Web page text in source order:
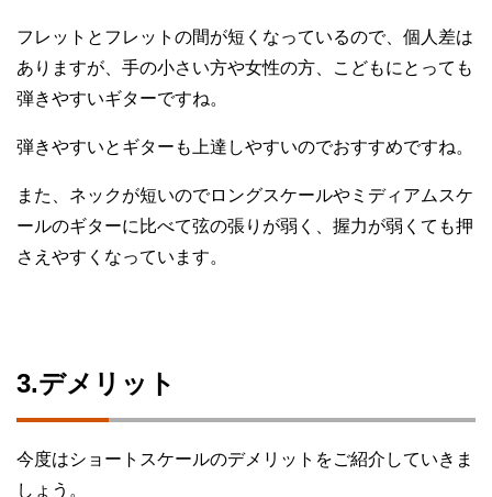
フレットとフレットの間が短くなっているので、個人差は
ありますが、手の小さい方や女性の方、こどもにとっても
弾きやすいギターですね。
弾きやすいとギターも上達しやすいのでおすすめですね。
また、ネックが短いのでロングスケールやミディアムスケ
ールのギターに比べて弦の張りが弱く、握力が弱くても押
さえやすくなっています。
3.デメリット
今度はショートスケールのデメリットをご紹介していきま
しょう。